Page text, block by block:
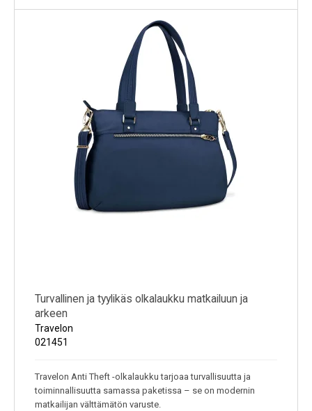
Turvallinen ja tyylikäs olkalaukku matkailuun ja
arkeen
Travelon
021451
Travelon Anti Theft -olkalaukku tarjoaa turvallisuutta ja
toiminnallisuutta samassa paketissa – se on modernin
matkailijan välttämätön varuste.